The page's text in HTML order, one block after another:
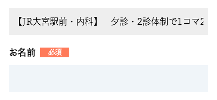
お名前 必須